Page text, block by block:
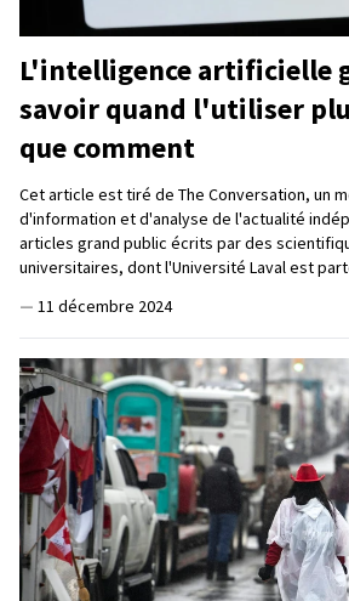
L'intelligence artificielle
savoir quand l'utiliser
que comment
Cet article est tiré de The Conversation, un
d'information et d'analyse de l'actualité
articles grand public écrits par des
universitaires, dont l'Université Laval est
— 11 décembre 2024